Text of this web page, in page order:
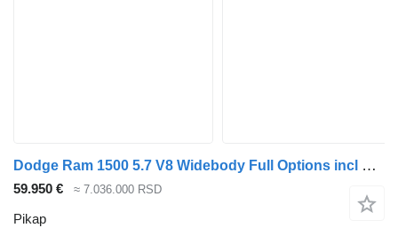
Dodge Ram 1500 5.7 V8 Widebody Full Options incl LPG deksel
59.950 € ≈ 7.036.000 RSD
Pikap